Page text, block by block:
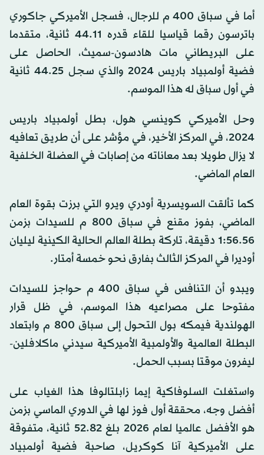
أما في سباق 400 م للرجال، فسجل الأميركي جاكوري
باترسون رقما قياسيا للقاء قدره 44.11 ثانية، متقدما
على البريطاني مات هادسون-سميث، الحاصل على
فضية أولمبياد باريس 2024 والذي سجل 44.25 ثانية
في أول سباق له هذا الموسم.
وحل الأميركي كوينسي هول، بطل أولمبياد باريس
2024، في المركز الأخير، في مؤشر على أن طريق تعافيه
لا يزال طويلا بعد معاناته من إصابات في العضلة الخلفية
العام الماضي.
كما تألقت السويسرية أودري ويرو التي برزت بقوة العام
الماضي، بفوز مقنع في سباق 800 م للسيدات بزمن
1:56.56 دقيقة، تاركة بطلة العالم الحالية الكينية ليليان
أوديرا في المركز الثالث بفارق نحو خمسة أمتار.
ويبدو أن التنافس في سباق 400 م حواجز للسيدات
مفتوحا على مصراعيه هذا الموسم، في ظل قرار
الهولندية فيمكه بول التحول إلى سباق 800 م وابتعاد
البطلة العالمية والأولمبية الأميركية سيدني ماكلافلين-
ليفرون موقتا بسبب الحمل.
واستغلت السلوفاكية إيما زابلتالوفا هذا الغياب على
أفضل وجه، محققة أول فوز لها في الدوري الماسي بزمن
هو الأفضل عالميا لعام 2026 بلغ 52.82 ثانية، متفوقة
على الأميركية آنا كوكريل، صاحبة فضية أولمبياد